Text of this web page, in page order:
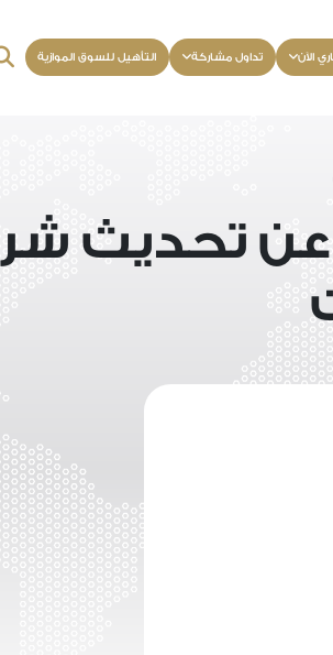
الآن تداول مشاركة التأهيل للسوق الموازية
عن تحديث